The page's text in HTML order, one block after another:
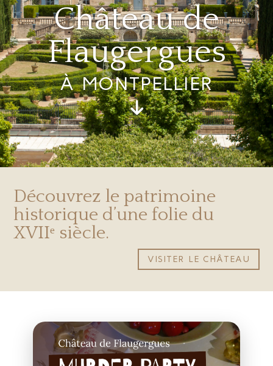
Château de
Flaugergues
À MONTPELLIER
Découvrez le patrimoine
historique d’une folie du
XVIIᵉ siècle.
VISITER LE CHÂTEAU